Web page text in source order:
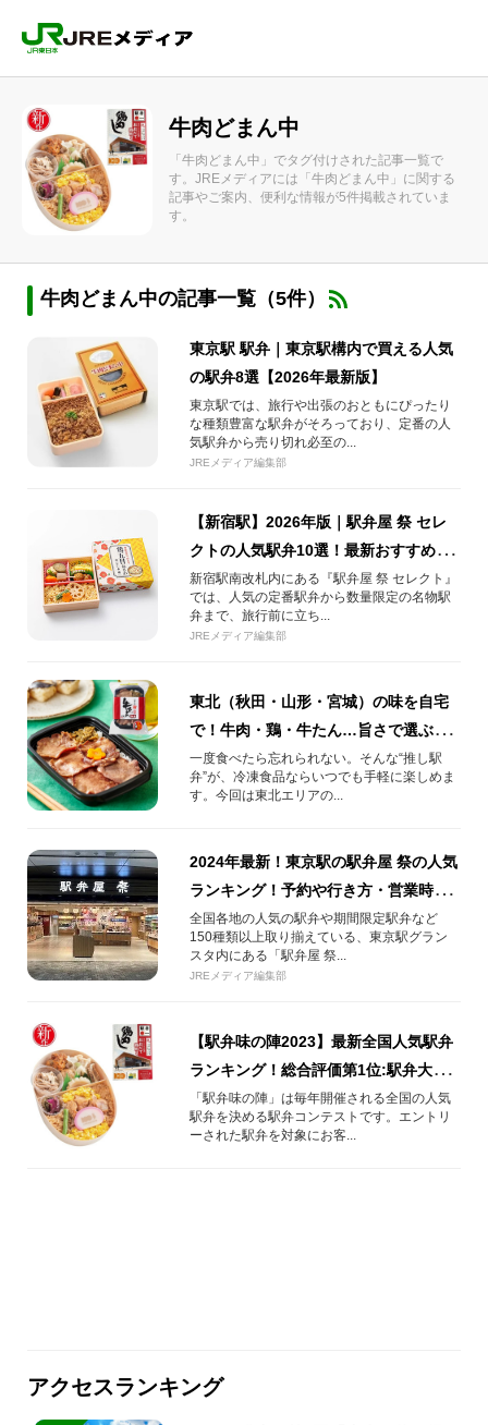
牛肉どまん中
「牛肉どまん中」でタグ付けされた記事一覧で
す。JREメディアには「牛肉どまん中」に関する
記事やご案内、便利な情報が5件掲載されていま
す。
牛肉どまん中の記事一覧（5件）
東京駅 駅弁｜東京駅構内で買える人気
の駅弁8選【2026年最新版】
東京駅では、旅行や出張のおともにぴったり
な種類豊富な駅弁がそろっており、定番の人
気駅弁から売り切れ必至の...
JREメディア編集部
【新宿駅】2026年版｜駅弁屋 祭 セレ
クトの人気駅弁10選！最新おすすめ＆
予約情報まとめ
新宿駅南改札内にある『駅弁屋 祭 セレクト』
では、人気の定番駅弁から数量限定の名物駅
弁まで、旅行前に立ち...
JREメディア編集部
東北（秋田・山形・宮城）の味を自宅
で！牛肉・鶏・牛たん…旨さで選ぶ”推
し”冷凍駅弁！
一度食べたら忘れられない。そんな“推し駅
弁”が、冷凍食品ならいつでも手軽に楽しめま
す。今回は東北エリアの...
2024年最新！東京駅の駅弁屋 祭の人気
ランキング！予約や行き方・営業時間
も解説
全国各地の人気の駅弁や期間限定駅弁など
150種類以上取り揃えている、東京駅グラン
スタ内にある「駅弁屋 祭...
JREメディア編集部
【駅弁味の陣2023】最新全国人気駅弁
ランキング！総合評価第1位:駅弁大将
軍は『忠犬ハチ公の故郷おおだて鶏め
し』
「駅弁味の陣」は毎年開催される全国の人気
駅弁を決める駅弁コンテストです。エントリ
ーされた駅弁を対象にお客...
アクセスランキング